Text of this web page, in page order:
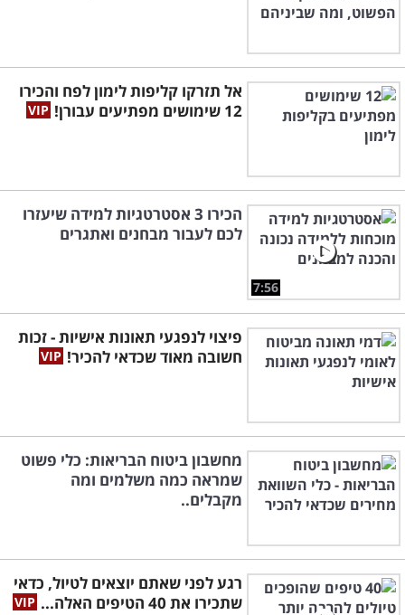
אל תזרקו קליפות לימון לפח והכירו
12 שימושים מפתיעים עבורן!
7:56
הכירו 3 אסטרטגיות למידה שיעזרו
לכם לעבור מבחנים ואתגרים
פיצוי לנפגעי תאונות אישיות - זכות
חשובה מאוד שכדאי להכיר!
מחשבון ביטוח הבריאות: כלי פשוט
שמראה כמה משלמים ומה
מקבלים..
רגע לפני שאתם יוצאים לטיול, כדאי
שתכירו את 40 הטיפים האלה...